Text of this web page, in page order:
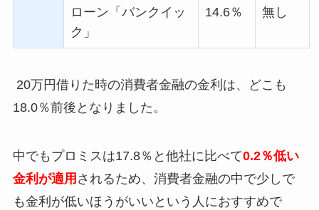
ローン「バンクイッ
ク」
14.6％ 無し
20万円借りた時の消費者金融の金利は、どこも
18.0％前後となりました。
中でもプロミスは17.8％と他社に比べて0.2％低い
金利が適用 されるため、消費者金融の中で少しで
も金利が低いほうがいいという人におすすめで